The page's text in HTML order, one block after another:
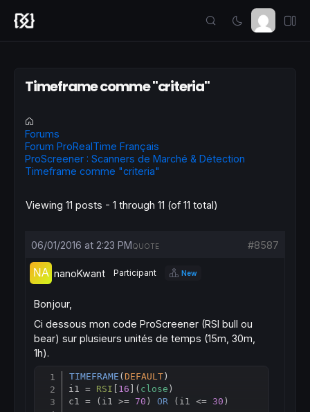
Timeframe comme "criteria"
Forums
Forum ProRealTime Français
ProScreener : Scanners de Marché & Détection
Timeframe comme "criteria"
Viewing 11 posts - 1 through 11 (of 11 total)
06/01/2016 at 2:23 PM #8587
QUOTE
nanoKwant Participant New
Bonjour,
Ci dessous mon code ProScreener (RSI bull ou
bear) sur plusieurs unités de temps (15m, 30m,
1h).
TIMEFRAME (DEFAULT )
i1 = RSI 16 ]( close )
c1 = (i1 >= 70 ) OR (i1 <= 30 )